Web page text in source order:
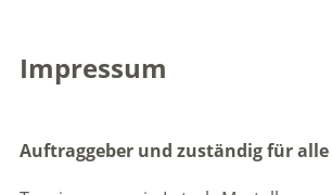
Impressum
Auftraggeber und zuständig für